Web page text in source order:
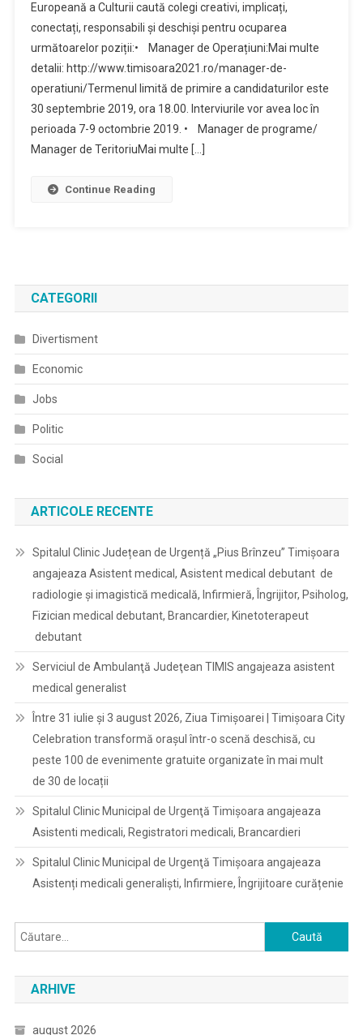
Europeană a Culturii caută colegi creativi, implicați,
conectați, responsabili și deschiși pentru ocuparea
următoarelor poziții:• Manager de Operațiuni:Mai multe
detalii: http://www.timisoara2021.ro/manager-de-
operatiuni/Termenul limită de primire a candidaturilor este
30 septembrie 2019, ora 18.00. Interviurile vor avea loc în
perioada 7-9 octombrie 2019. • Manager de programe/
Manager de TeritoriuMai multe […]
Continue Reading
CATEGORII
Divertisment
Economic
Jobs
Politic
Social
ARTICOLE RECENTE
Spitalul Clinic Județean de Urgență „Pius Brînzeu” Timișoara
angajeaza Asistent medical, Asistent medical debutant de
radiologie și imagistică medicală, Infirmieră, Îngrijitor, Psiholog,
Fizician medical debutant, Brancardier, Kinetoterapeut
debutant
Serviciul de Ambulanţă Judeţean TIMIS angajeaza asistent
medical generalist
Între 31 iulie și 3 august 2026, Ziua Timișoarei | Timișoara City
Celebration transformă orașul într-o scenă deschisă, cu
peste 100 de evenimente gratuite organizate în mai mult
de 30 de locații
Spitalul Clinic Municipal de Urgenţă Timişoara angajeaza
Asistenti medicali, Registratori medicali, Brancardieri
Spitalul Clinic Municipal de Urgenţă Timişoara angajeaza
Asistenți medicali generaliști, Infirmiere, Îngrijitoare curățenie
Caută
după:
ARHIVE
august 2026